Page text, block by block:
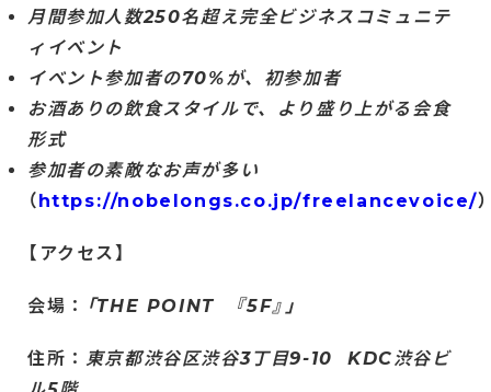
月間参加人数250名超え完全ビジネスコミュニテ
ィイベント
イベント参加者の70%が、初参加者
お酒ありの飲食スタイルで、より盛り上がる会食
形式
参加者の素敵なお声が多い
（https://nobelongs.co.jp/freelancevoice/）
【アクセス】
会場： 「THE POINT 『5F』」
住所： 東京都渋谷区渋谷3丁目9-10 KDC渋谷ビ